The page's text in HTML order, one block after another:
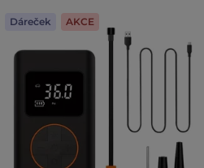
Dáreček AKCE